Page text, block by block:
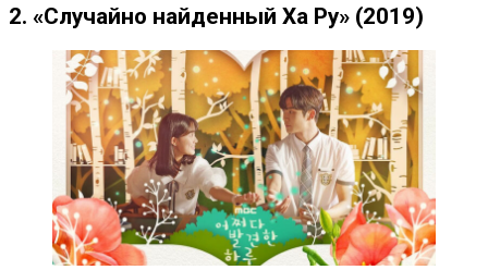
2. «Случайно найденный Ха Ру» (2019)